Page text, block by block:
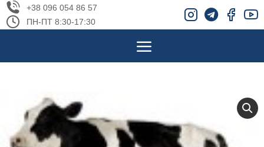
+38 096 054 86 57
ПН-ПТ 8:30-17:30